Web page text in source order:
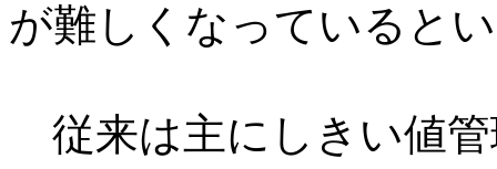
が難しくなっていると
従来は主にしきい値